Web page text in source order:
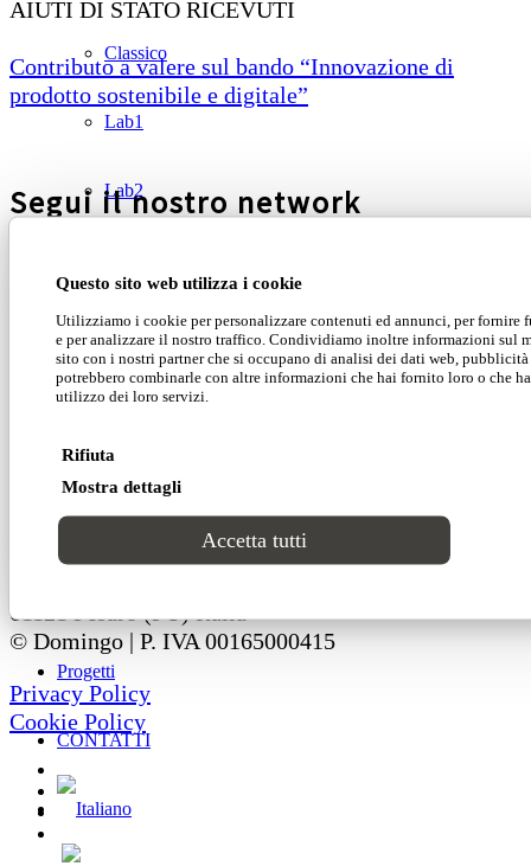
Questo sito web utilizza i cookie
Utilizziamo i cookie per personalizzare contenuti ed annunci, per fornire
e per analizzare il nostro traffico. Condividiamo inoltre informazioni sul
sito con i nostri partner che si occupano di analisi dei dati web,
potrebbero combinarle con altre informazioni che hai fornito loro o che
utilizzo dei loro servizi.
Rifiuta
Mostra dettagli
Accetta tutti
Classico
Lab1
Lab2
Stili
Moderno
Luxury
Progetti
CONTATTI
AIUTI DI STATO RICEVUTI
Contributo a valere sul bando “Innovazione di
prodotto sostenibile e digitale”
Segui il nostro network
Trend, consigli, moodboard, ispirazioni, novità del
mondo Domingo da condividere insieme a voi
Domingo Salotti S.r.l.
61121 Pesaro (PU) Italia
© Domingo | P. IVA 00165000415
Privacy Policy
Cookie Policy